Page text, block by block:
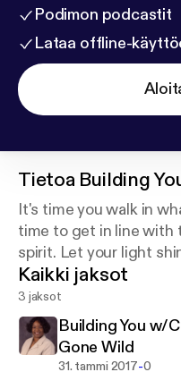
Podimon podcastit
Lataa offline-
Tietoa Building
It's time you walk in
time to get in line with
spirit. Let your light
business, are writing a
Dana is ready for YOU!
Kaikki jaksot
3 jaksot
Building You w/
Gone Wild
31. tammi 2017-0